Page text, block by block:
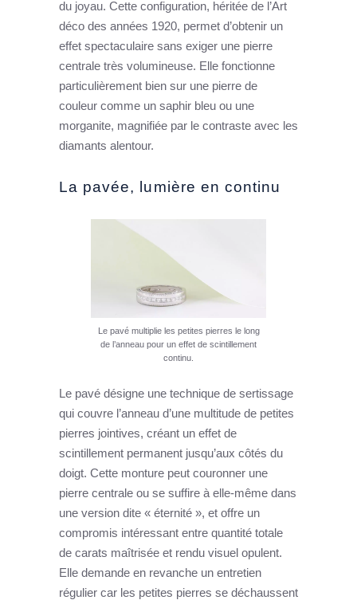
du joyau. Cette configuration, héritée de l’Art
déco des années 1920, permet d’obtenir un
effet spectaculaire sans exiger une pierre
centrale très volumineuse. Elle fonctionne
particulièrement bien sur une pierre de
couleur comme un saphir bleu ou une
morganite, magnifiée par le contraste avec les
diamants alentour.
La pavée, lumière en continu
Le pavé multiplie les petites pierres le long
de l’anneau pour un effet de scintillement
continu.
Le pavé désigne une technique de sertissage
qui couvre l’anneau d’une multitude de petites
pierres jointives, créant un effet de
scintillement permanent jusqu’aux côtés du
doigt. Cette monture peut couronner une
pierre centrale ou se suffire à elle-même dans
une version dite « éternité », et offre un
compromis intéressant entre quantité totale
de carats maîtrisée et rendu visuel opulent.
Elle demande en revanche un entretien
régulier car les petites pierres se déchaussent